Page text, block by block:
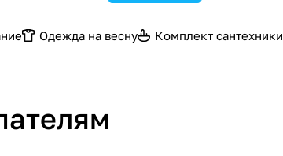
Одежда на весну Комплект сантехники